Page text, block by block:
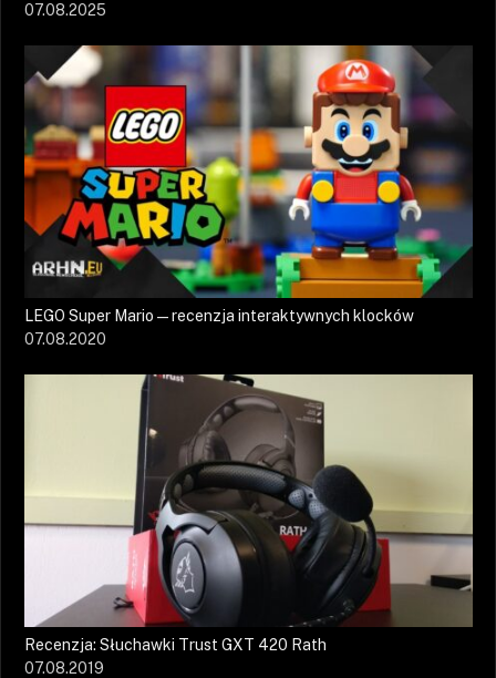
07.08.2025
LEGO Super Mario — recenzja interaktywnych klocków
07.08.2020
Recenzja: Słuchawki Trust GXT 420 Rath
07.08.2019